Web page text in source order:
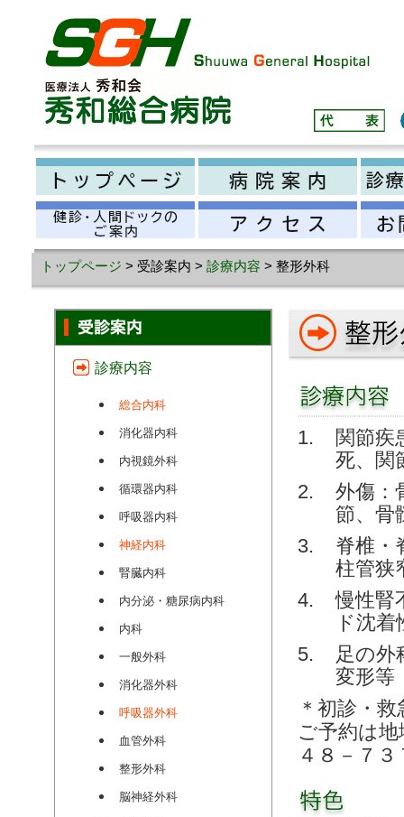
トップページ > 受診案内 > 診療内容 > 整形外科
関節疾
死、関
外傷：
節、骨
脊椎・
柱管狭
慢性腎
ド沈
足の外
変形等
＊初診・
ご予約は
４８－７
診療内容
総合内科
消化器内科
内視鏡外科
循環器内科
呼吸器内科
神経内科
腎臓内科
内分泌・糖尿病内科
内科
一般外科
消化器外科
呼吸器外科
血管外科
整形外科
脳神経外科